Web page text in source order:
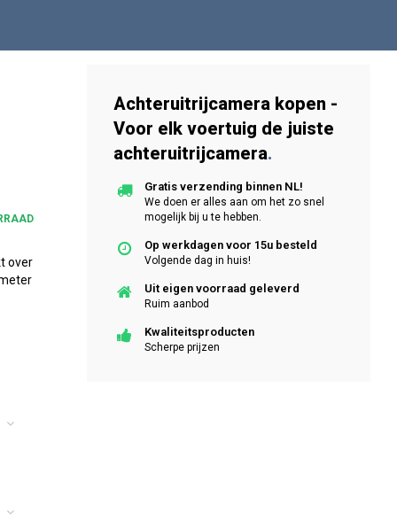
over
Achteruitrijcamera kopen -
Voor elk voertuig de juiste
achteruitrijcamera.
Gratis verzending binnen NL!
We doen er alles aan om het zo snel
mogelijk bij u te hebben.
Op werkdagen voor 15u besteld
Volgende dag in huis!
Uit eigen voorraad geleverd
Ruim aanbod
Kwaliteitsproducten
Scherpe prijzen